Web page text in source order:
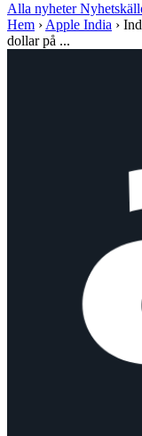
Alla nyheter
Hem › Apple India ›
dollar på ...